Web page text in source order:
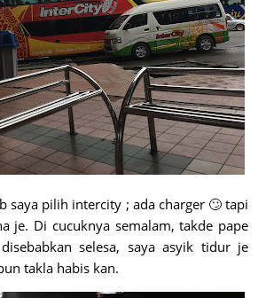
saya pilih intercity ; ada charger 🙄 tapi
je. Di cucuknya semalam, takde pape
selesa, saya asyik tidur je
takla habis kan.